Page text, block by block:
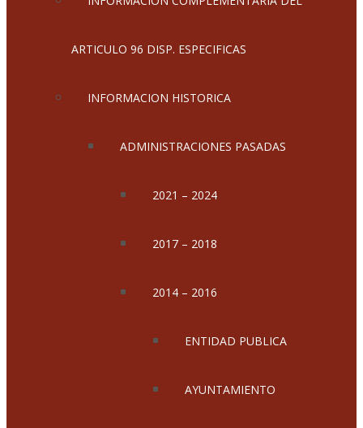
ARTICULO 96 DISP. ESPECIFICAS
INFORMACION HISTORICA
ADMINISTRACIONES PASADAS
2021 – 2024
2017 – 2018
2014 – 2016
ENTIDAD PUBLICA
AYUNTAMIENTO